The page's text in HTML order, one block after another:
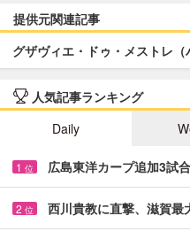
提供元関連記事
グザヴィエ・ドゥ・メストレ（
人気記事ランキング
Daily
1 位 広島東洋カープ追加3
2 位 西川貴教に直撃、滋賀